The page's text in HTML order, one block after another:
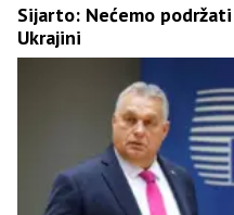
Sijarto: Nećemo
Ukrajini